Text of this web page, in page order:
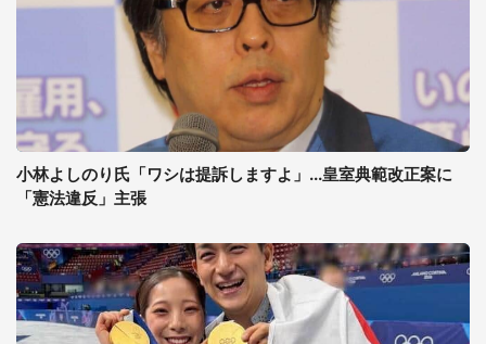
小林よしのり氏「ワシは提訴しますよ」...皇室典範改正案に
「憲法違反」主張